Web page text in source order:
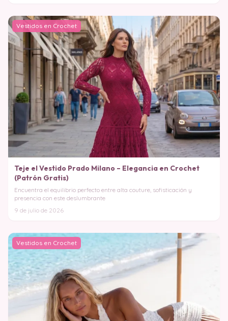
Vestidos en Crochet
Teje el Vestido Prado Milano – Elegancia en Crochet
(Patrón Gratis)
Encuentra el equilibrio perfecto entre alta couture, sofisticación y
presencia con este deslumbrante
9 de julio de 2026
Vestidos en Crochet